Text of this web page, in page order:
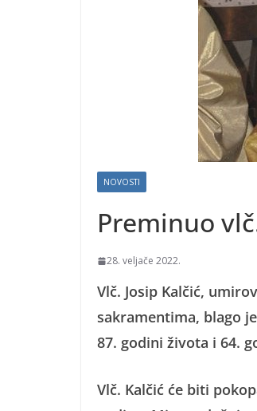
NOVOSTI
Preminuo
28. veljače 2022.
Vlč. Josip Kalčić,
sakramentima, blago
87. godini života i 64.
Vlč. Kalčić će biti